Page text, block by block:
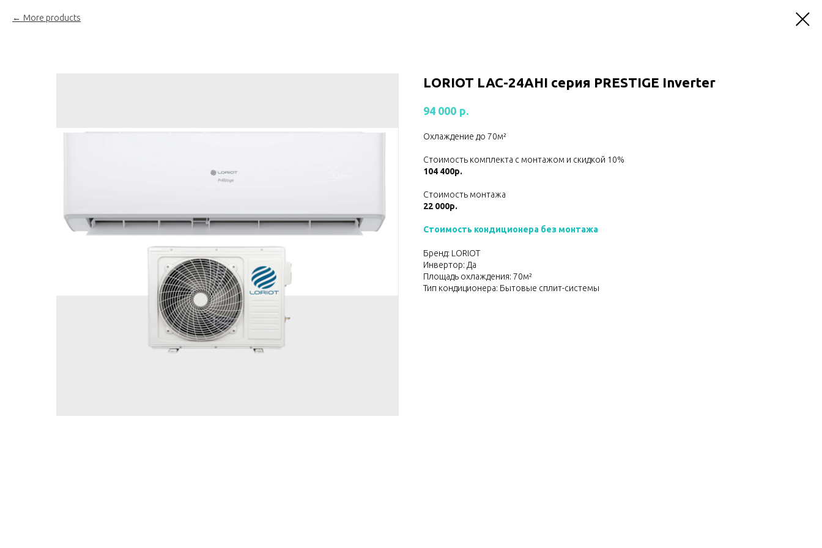
More products
LORIOT LAC-24AHI серия PRESTIGE Inverter
94 000 р.
Охлаждение до 70м²
Стоимость комплекта с монтажом и скидкой 10%
104 400р.
Стоимость монтажа
22 000р.
Стоимость кондиционера без монтажа
Бренд: LORIOT
Инвертор: Да
Площадь охлаждения: 70м²
Тип кондиционера: Бытовые сплит-системы